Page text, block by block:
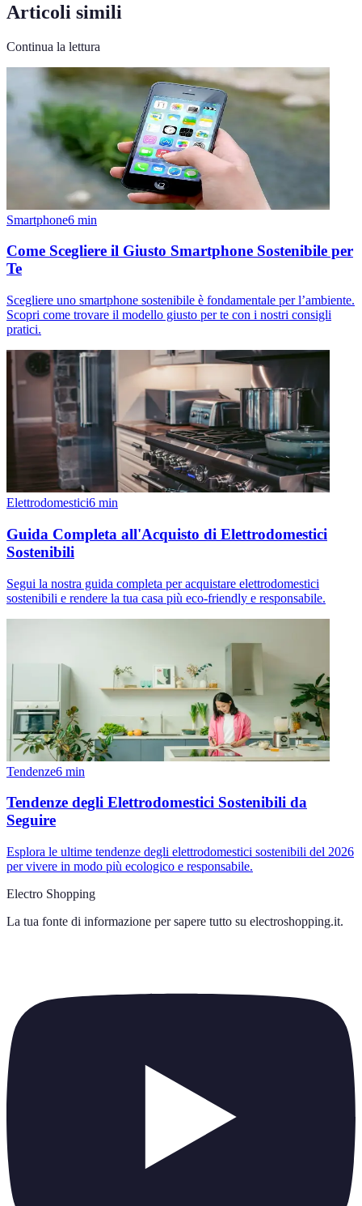
Articoli simili
Continua la lettura
Smartphone6 min
Come Scegliere il Giusto Smartphone Sostenibile per
Te
Scegliere uno smartphone sostenibile è fondamentale per l’ambiente.
Scopri come trovare il modello giusto per te con i nostri consigli
pratici.
Elettrodomestici6 min
Guida Completa all'Acquisto di Elettrodomestici
Sostenibili
Segui la nostra guida completa per acquistare elettrodomestici
sostenibili e rendere la tua casa più eco-friendly e responsabile.
Tendenze6 min
Tendenze degli Elettrodomestici Sostenibili da
Seguire
Esplora le ultime tendenze degli elettrodomestici sostenibili del 2026
per vivere in modo più ecologico e responsabile.
Electro Shopping
La tua fonte di informazione per sapere tutto su electroshopping.it.